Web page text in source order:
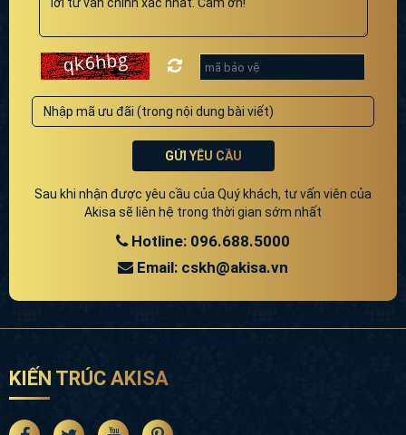
GỬI YÊU CẦU
Sau khi nhận được yêu cầu của Quý khách, tư vấn viên của
Akisa sẽ liên hệ trong thời gian sớm nhất
Hotline: 096.688.5000
Email: cskh@akisa.vn
KIẾN TRÚC AKISA